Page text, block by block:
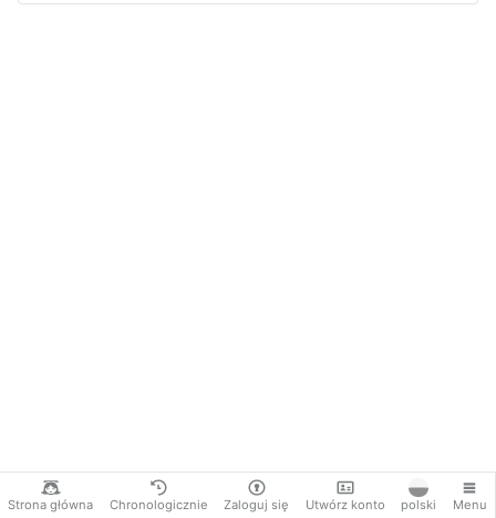
Strona główna Chronologicznie Zaloguj się Utwórz konto polski Menu